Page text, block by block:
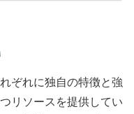
ぞれに独自の特徴と強
リソースを提供してい